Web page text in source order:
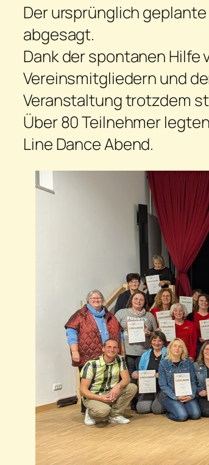
Der ursprünglich
abgesagt.
Dank der spontanen Hilfe
Vereinsmitgliedern und
Veranstaltung trotzdem
Über 80 Teilnehmer
Line Dance Abend.